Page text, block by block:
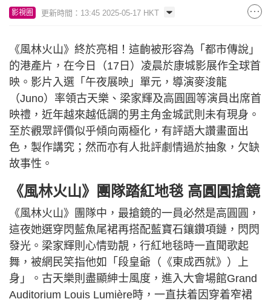
影視圈 更新時間：13:45 2025-05-17 HKT
《風林火山》終於亮相！這齣被形容為「都市傳說」
的港產片，在今日（17日）凌晨於康城影展作全球首
映。影片入選「午夜展映」單元，導演麥浚龍
（Juno）率領古天樂、梁家輝及高圓圓等演員出席首
映禮，近年越來越低調的男主角金城武則未有現身。
至於觀眾評價似乎傾向兩極化，有評語大讚畫面出
色，製作講究；然而亦有人批評劇情過於抽象，欠缺
故事性。
《風林火山》團隊踏紅地毯 高圓圓搶鏡
《風林火山》團隊中，最搶鏡的一員必然是高圓圓，
這夜她選穿閃藍魚尾裙再搭配藍寶石鑲鑽項鏈，閃閃
發光。梁家輝則心情勁靚，行紅地毯時一直聞歌起
舞，被網民笑指他如「段皇爺（《東成西就》）上
身」。古天樂則盡顯紳士風度，進入大會場館Grand
Auditorium Louis Lumière時，一直扶着因穿着窄裙